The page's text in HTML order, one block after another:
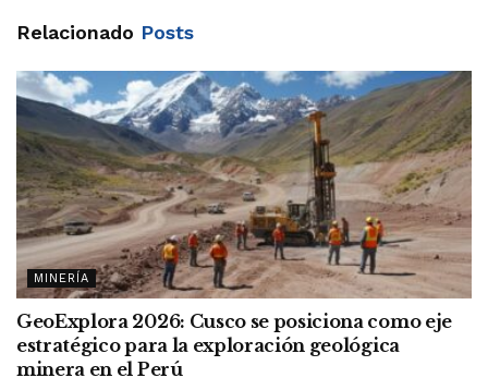
Relacionado Posts
MINERÍA
GeoExplora 2026: Cusco se posiciona como eje
estratégico para la exploración geológica
minera en el Perú